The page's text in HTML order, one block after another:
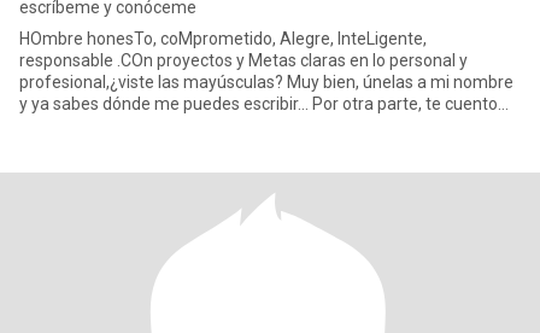
escríbeme y conóceme
HOmbre honesTo, coMprometido, Alegre, InteLigente,
responsable .COn proyectos y Metas claras en lo personal y
profesional,¿viste las mayúsculas? Muy bien, únelas a mi nombre
y ya sabes dónde me puedes escribir... Por otra parte, te cuento